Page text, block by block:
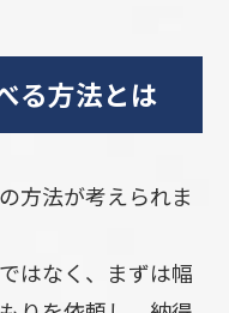
る方法とは
方法が考えられま
はなく、まずは幅